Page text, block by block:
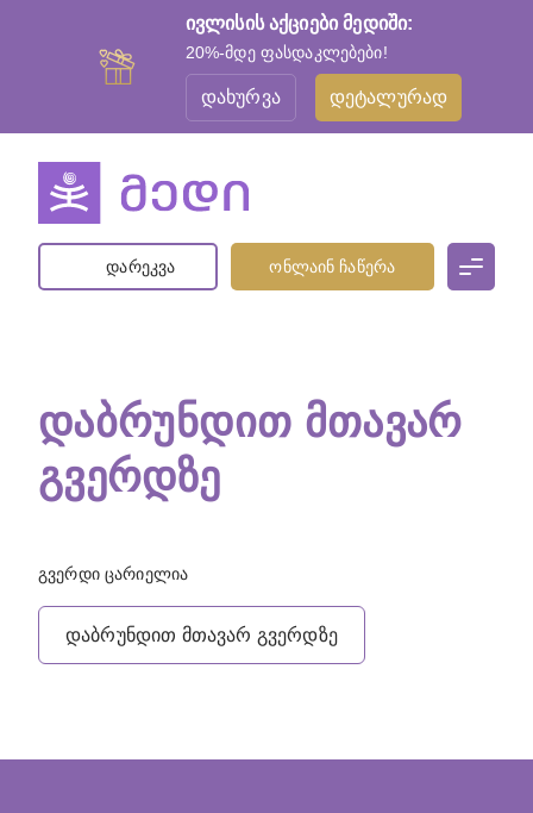
ივლისის აქციები მედიში:
20%-მდე ფასდაკლებები!
დახურვა დეტალურად
დარეკვა ონლაინ ჩაწერა
ᲓᲐᲑᲠᲣᲜᲓᲘᲗ ᲛᲗᲐᲕᲐᲠ
ᲒᲕᲔᲠᲓᲖᲔ
გვერდი ცარიელია
დაბრუნდით მთავარ გვერდზე